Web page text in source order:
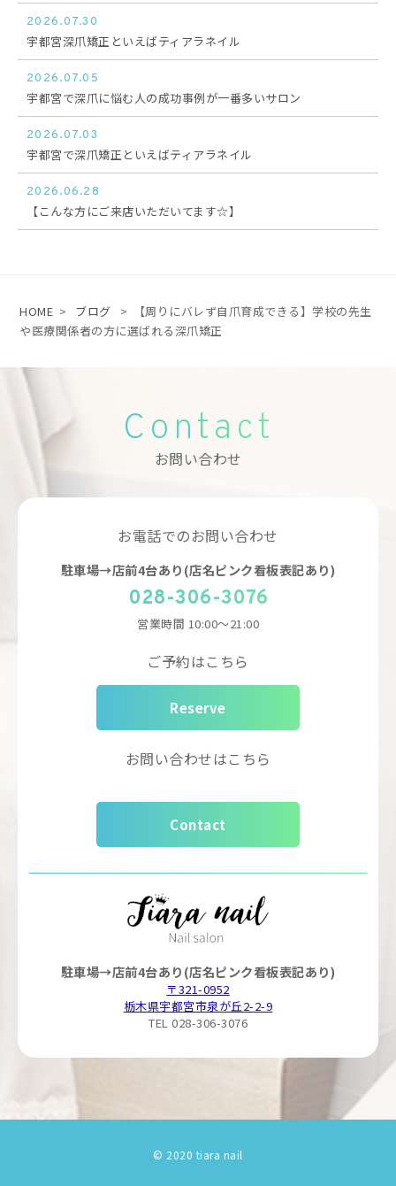
2026.07.30
宇都宮深爪矯正といえばティアラネイル
2026.07.05
宇都宮で深爪に悩む人の成功事例が一番多いサロン
2026.07.03
宇都宮で深爪矯正といえばティアラネイル
2026.06.28
【こんな方にご来店いただいてます☆】
HOME > ブログ >
【周りにバレず自爪育成できる】学校の先生
や医療関係者の方に選ばれる深爪矯正
Contact
お問い合わせ
お電話でのお問い合わせ
駐車場→店前4台あり(店名ピンク看板表記あり)
028-306-3076
営業時間 10:00～21:00
ご予約はこちら
Reserve
お問い合わせはこちら
Contact
駐車場→店前4台あり(店名ピンク看板表記あり)
〒321-0952
栃木県宇都宮市泉が丘2-2-9
TEL 028-306-3076
© 2020 tiara nail